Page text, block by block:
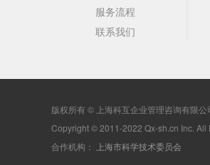
服务流程
联系我们
版权所有 © 上海科互企业管理咨询有限公
Copyright © 2011-2022 Qx-sh.cn Inc. All
合作机构：
上海市科学技术委员会